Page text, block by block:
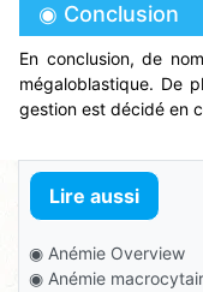
◉ Conclusion
En conclusion, de
mégaloblastique. De
gestion est décidé en
Lire aussi
◉ Anémie Overview
◉ Anémie